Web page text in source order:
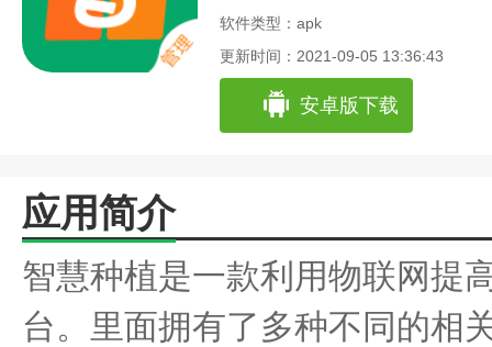
软件类型：apk
更新时间：2021-09-05 13:36:43
安卓版下载
应用简介
智慧种植是一款利用物联网提
台。里面拥有了多种不同的相